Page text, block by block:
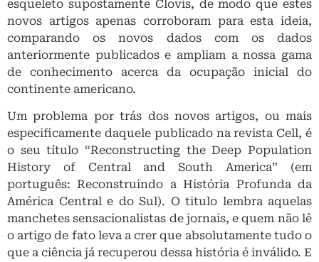
esqueleto supostamente Clovis, de modo que estes
novos artigos apenas corroboram para esta ideia,
comparando os novos dados com os dados
anteriormente publicados e ampliam a nossa gama
de conhecimento acerca da ocupação inicial do
continente americano.
Um problema por trás dos novos artigos, ou mais
especificamente daquele publicado na revista Cell, é
o seu título “Reconstructing the Deep Population
History of Central and South America” (em
português: Reconstruindo a História Profunda da
América Central e do Sul). O titulo lembra aquelas
manchetes sensacionalistas de jornais, e quem não lê
o artigo de fato leva a crer que absolutamente tudo o
que a ciência já recuperou dessa história é inválido. E